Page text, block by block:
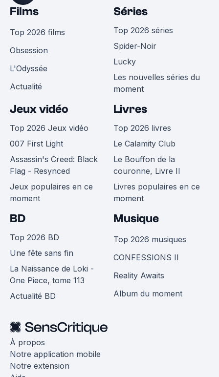
Films
Top 2026 films
Obsession
L'Odyssée
Actualité
Séries
Top 2026 séries
Spider-Noir
Lucky
Les nouvelles séries du
moment
Jeux vidéo
Top 2026 Jeux vidéo
007 First Light
Assassin's Creed: Black
Flag - Resynced
Jeux populaires en ce
moment
Livres
Top 2026 livres
Le Calamity Club
Le Bouffon de la
couronne, Livre II
Livres populaires en ce
moment
BD
Top 2026 BD
Une fête sans fin
La Naissance de Loki -
One Piece, tome 113
Actualité BD
Musique
Top 2026 musiques
CONFESSIONS II
Reality Awaits
Album du moment
À propos
Notre application mobile
Notre extension